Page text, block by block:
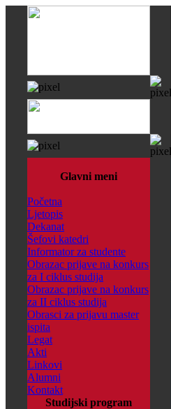
Glavni meni
Početna
Ljetopis
Dekanat
Šefovi katedri
Informator za studente
Obrazac prijave na konkurs
za I ciklus studija
Obrazac prijave na konkurs
za II ciklus studija
Obrasci za prijavu master
ispita
Legat
Akti
Linkovi
Alumni
Kontakt
Studijski program